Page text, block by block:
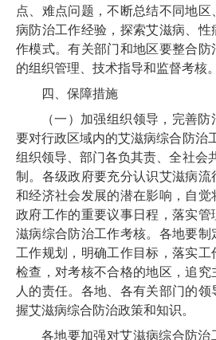
点、难点问题，不断总结不同地
病防治工作经验，探索艾滋病、性
作模式。有关部门和地区要整合防
的组织管理、技术指导和监督考核。
四、保障措施
（一）加强组织领导，完善
要对行政区域内的艾滋病综合防治
组织领导、部门各负其责、全社会
制。各级政府要充分认识艾滋病
和经济社会发展的潜在影响，自觉
政府工作的重要议事日程，落实
滋病综合防治工作考核。各地要
工作规划，明确工作目标，落实
检查，对考核不合格的地区，追
人的责任。各地、各有关部门的
握艾滋病综合防治政策和知识。
各地要加强对艾滋病综合防